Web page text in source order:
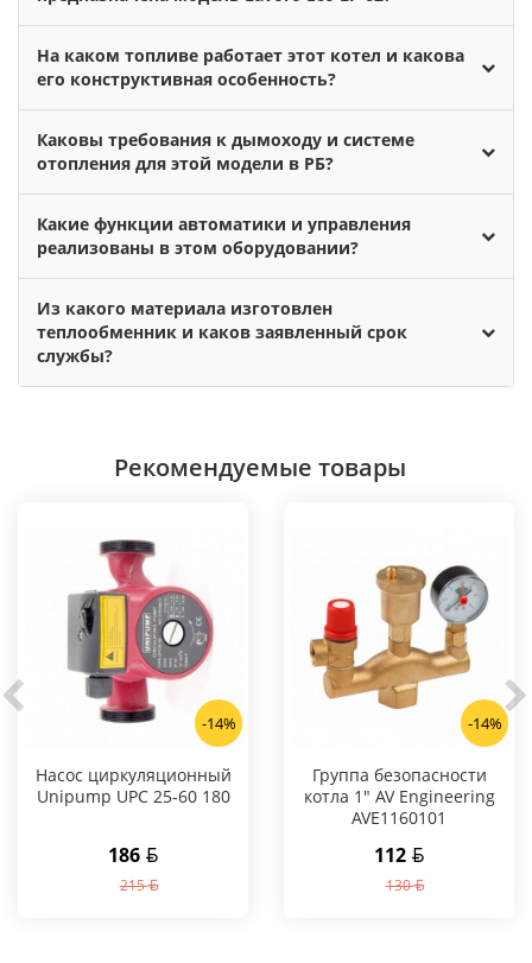
На каком топливе работает этот котел и какова
его конструктивная особенность?
Каковы требования к дымоходу и системе
отопления для этой модели в РБ?
Какие функции автоматики и управления
реализованы в этом оборудовании?
Из какого материала изготовлен
теплообменник и каков заявленный срок
службы?
Рекомендуемые товары
-14%
Насос циркуляционный
Unipump UPC 25-60 180
186
215
-14%
Группа безопасности
котла 1" AV Engineering
AVE1160101
112
130